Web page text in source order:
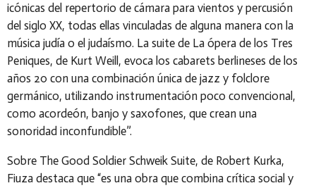
icónicas del repertorio de cámara para vientos y percusión
del siglo XX, todas ellas vinculadas de alguna manera con la
música judía o el judaísmo. La suite de La ópera de los Tres
Peniques, de Kurt Weill, evoca los cabarets berlineses de los
años 20 con una combinación única de jazz y folclore
germánico, utilizando instrumentación poco convencional,
como acordeón, banjo y saxofones, que crean una
sonoridad inconfundible”.
Sobre The Good Soldier Schweik Suite, de Robert Kurka,
Fiuza destaca que “es una obra que combina crítica social y